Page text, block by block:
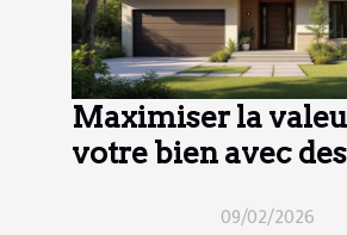
Maximiser la
votre bien avec des
09/02/2026